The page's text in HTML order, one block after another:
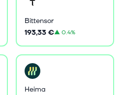
Bittensor
193,33 €▲0.4%
Heima